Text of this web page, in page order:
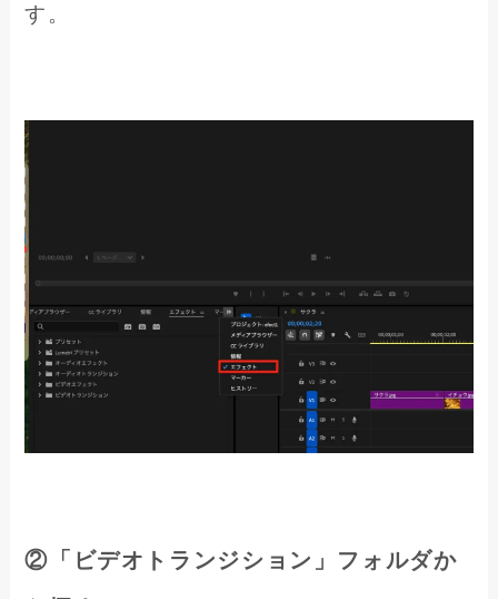
す。
②「ビデオトランジション」フォルダか